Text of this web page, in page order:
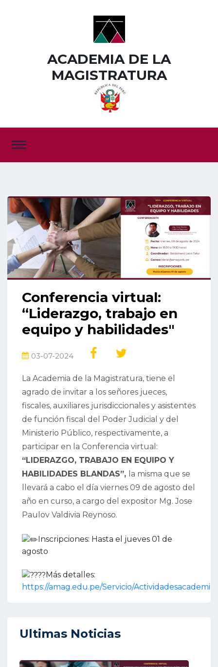
ACADEMIA DE LA
MAGISTRATURA
Conferencia virtual:
“Liderazgo, trabajo en
equipo y habilidades"
03-07-2024
La Academia de la Magistratura, tiene el
agrado de invitar a los señores jueces,
fiscales, auxiliares jurisdiccionales y asistentes
de función fiscal del Poder Judicial y del
Ministerio Público, respectivamente, a
participar en la Conferencia virtual:
“LIDERAZGO, TRABAJO EN EQUIPO Y
HABILIDADES BLANDAS”, la misma que se
llevará a cabo el día viernes 09 de agosto del
año en curso, a cargo del expositor Mg. Jose
Paulov Valdivia Reynoso.
Inscripciones: Hasta el jueves 01 de
agosto
Más detalles:
https://amag.edu.pe/Servicio/
Ultimas Noticias